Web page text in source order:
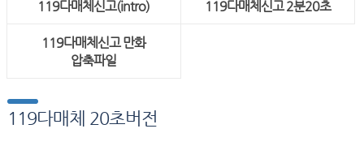
119다매체신고(intro) 119다매체신고 2분20초
119다매체신고 만화
압축파일
119다매체 20초버전